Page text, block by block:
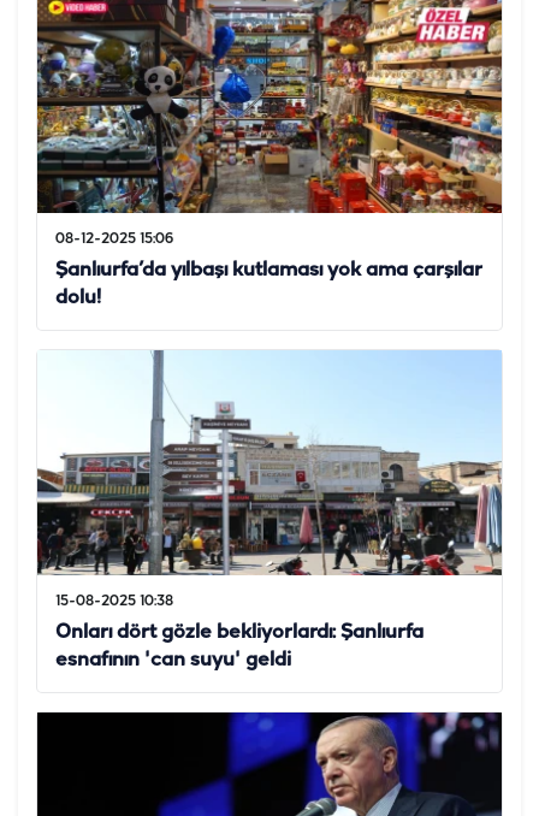
08-12-2025 15:06
Şanlıurfa’da yılbaşı kutlaması yok ama çarşılar
dolu!
15-08-2025 10:38
Onları dört gözle bekliyorlardı: Şanlıurfa
esnafının 'can suyu' geldi